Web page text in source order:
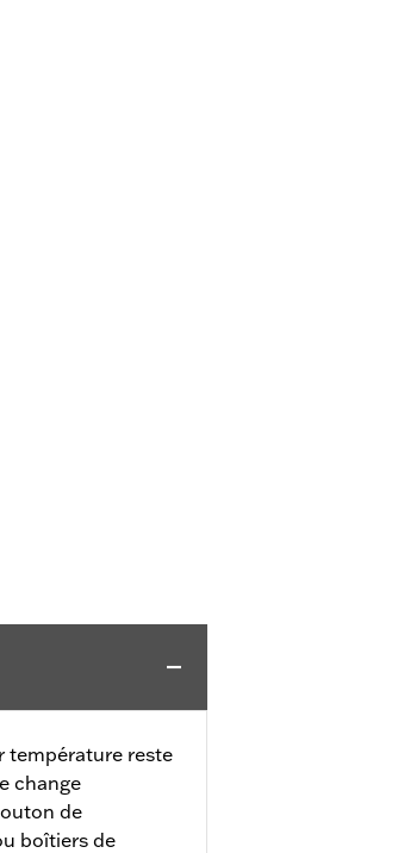
température reste
change
de
boîtiers de